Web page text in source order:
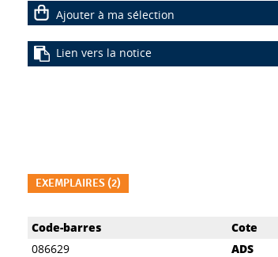
Ajouter à ma sélection
Lien vers la notice
EXEMPLAIRES (2)
Liste des exemplaires
Code-barres Cote
086629
ADS